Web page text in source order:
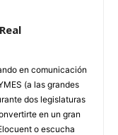
en comunicación
(a las grandes
dos legislaturas
en un gran
o escucha